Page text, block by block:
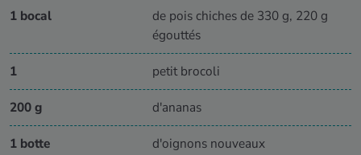
1 bocal
de pois chiches de 330 g, 220 g
égouttés
1 petit brocoli
200 g d'ananas
1 botte d'oignons nouveaux